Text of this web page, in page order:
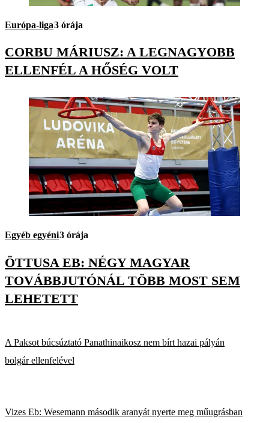
Európa-liga3 órája
CORBU MÁRIUSZ: A LEGNAGYOBB
ELLENFÉL A HŐSÉG VOLT
Egyéb egyéni3 órája
ÖTTUSA EB: NÉGY MAGYAR
TOVÁBBJUTÓNÁL TÖBB MOST SEM
LEHETETT
A Paksot búcsúztató Panathinaikosz nem bírt hazai pályán
bolgár ellenfelével
Vizes Eb: Wesemann második aranyát nyerte meg műugrásban